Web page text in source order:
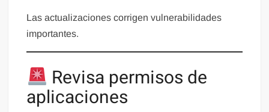
Las actualizaciones corrigen vulnerabilidades
importantes.
Revisa permisos de
aplicaciones